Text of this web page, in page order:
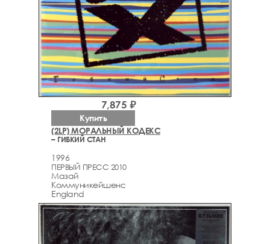
(2LP) МОРАЛЬНЫЙ КОДЕКС
– ГИБКИЙ СТАН
1996
ПЕРВЫЙ ПРЕСС 2010
Мазай
Коммуникейшенс
England
7,875 ₽
Купить